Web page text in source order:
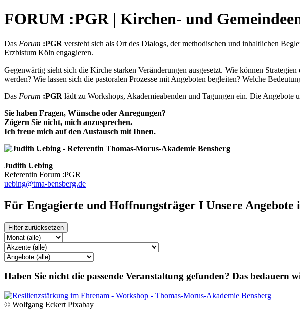
FORUM :PGR | Kirchen- und
Das Forum :PGR versteht sich als Ort des Dialogs, der methodischen und inhaltlichen
Erzbistum Köln engagieren.
Gegenwärtig sieht sich die Kirche starken Veränderungen ausgesetzt. Wie können Strategien
werden? Wie lassen sich die pastoralen Prozesse mit Angeboten begleiten? Welche
Das Forum :PGR lädt zu Workshops, Akademieabenden und Tagungen ein. Die
Sie haben Fragen, Wünsche oder Anregungen?
Zögern Sie nicht, mich anzusprechen.
Ich freue mich auf den Austausch mit Ihnen.
Judith Uebing
Referentin Forum :PGR
uebing@tma-bensberg.de
Für Engagierte und Hoffnungsträger I Unsere
Filter zurücksetzen
Haben Sie nicht die passende Veranstaltung gefunden? Das bedauern
© Wolfgang Eckert Pixabay